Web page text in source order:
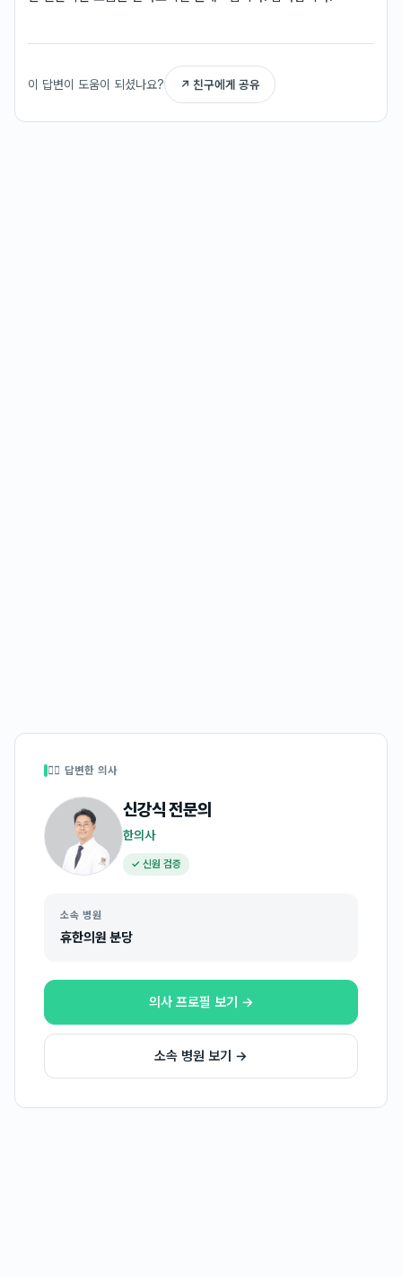
이 답변이 도움이 되셨나요? ↗ 친구에게 공유
👩‍⚕️ 답변한 의사
신강식전문의
한의사
✓ 신원 검증
소속 병원
휴한의원 분당
의사 프로필 보기 →
소속 병원 보기 →